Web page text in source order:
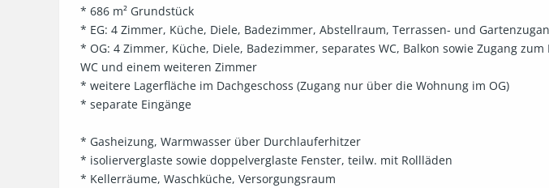
* 686 m² Grundstück
* EG: 4 Zimmer, Küche, Diele, Badezimmer, Abstellraum, Terrassen- und
* OG: 4 Zimmer, Küche, Diele, Badezimmer, separates WC, Balkon sowie Zugang
WC und einem weiteren Zimmer
* weitere Lagerfläche im Dachgeschoss (Zugang nur über die Wohnung im OG)
* separate Eingänge
* Gasheizung, Warmwasser über Durchlauferhitzer
* isolierverglaste sowie doppelverglaste Fenster, teilw. mit Rollläden
* Kellerräume, Waschküche, Versorgungsraum